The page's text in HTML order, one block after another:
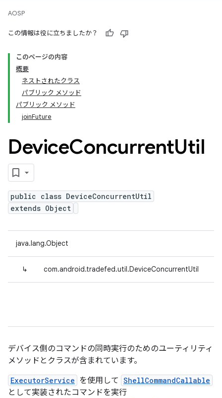
AOSP
この情報は役に立ちましたか？
このページの内容
概要
ネストされたクラス
パブリック メソッド
パブリック メソッド
joinFuture
DeviceConcurrentUtil
public class DeviceConcurrentUtil
extends Object
java.lang.Object
↳ com.android.tradefed.util.DeviceConcurrentUtil
デバイス側のコマンドの同時実行のためのユーティリティ
メソッドとクラスが含まれています。
ExecutorService を使用して ShellCommandCallable
として実装されたコマンドを実行